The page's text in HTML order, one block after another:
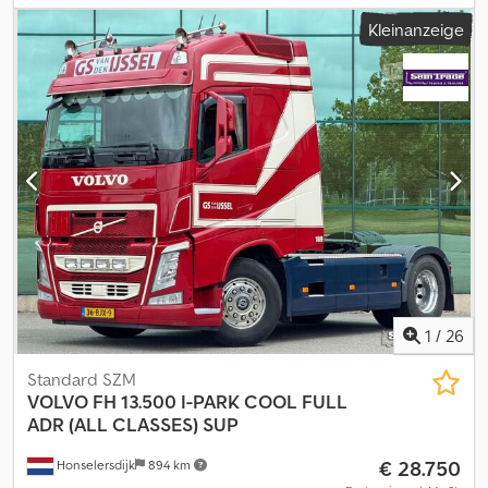
zulässige Achslast (Achse 1):9.000 kg, zulässige Achslast (Achse
2):9.000 kg, zulässige Achslast (Achse 3):9.000 kg,
Laderaumvolumen:92 m³, Federung:Luft, Reifengröße:385/65 R
22,5, Reifenzustand:100 %, Baujahr:2026, Betriebsgewicht:
39.000 kg, Ausstattung: ABS, Neuer Legras FMA 92 m3
Schubboden-Sattelauflieger Fahrgestell mit selbsttragender
Kastenstruktur oder Vollrahmen von Stirnwand bis Türen SAF
Intradisc+ CD Achsen, Alufelgen, Premium-Reifen 1. Achse liftbar,
3. Achse zwangsgelenkt LEGRAS FMA Typ 10QUALIMAT Boden,
Cargo Floor Hydraulikanlage, Funkfernbedienung Wände 3/2 mm,
Türen mit 4 Riegeln Abdeckung mit manueller Plane, Laufsteg mit
Doppelzugangstreppe Komplette LED Shapeline Beleuchtung, 4x
Arbeitsscheinwerfer Dcodpfx Agjuc Sw Njqok Werkzeugkasten,
Wassertank, EBS-Rechner und Standardausstattung
Verschiedene Modelle verfügbar
Kleinanzeige
1 / 26
Honselersdijk 894 km
Standard SZM
VOLVO FH 13.500 I-PARK COOL FULL
ADR (ALL CLASSES) SUP
€ 28.750